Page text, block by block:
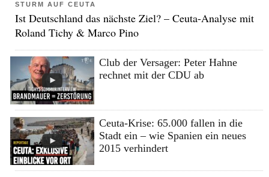
STURM AUF CEUTA
Ist Deutschland das nächste Ziel? – Ceuta-Analyse mit
Roland Tichy & Marco Pino
Club der Versager: Peter Hahne
rechnet mit der CDU ab
Ceuta-Krise: 65.000 fallen in die
Stadt ein – wie Spanien ein neues
2015 verhindert